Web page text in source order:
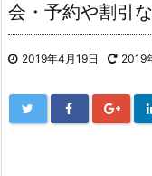
会・予約や割引
2019年4月19日 2019